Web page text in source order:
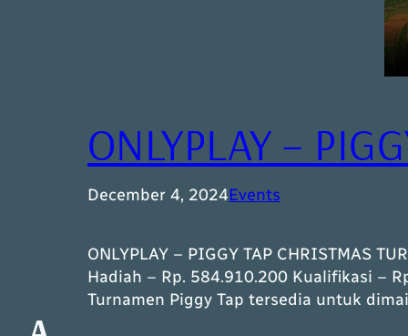
ONLYPLAY –
December 4, 2024Events
ONLYPLAY – PIGGY TAP CHRISTMAS
Hadiah – Rp. 584.910.200 Kualifikasi –
Turnamen Piggy Tap tersedia untuk